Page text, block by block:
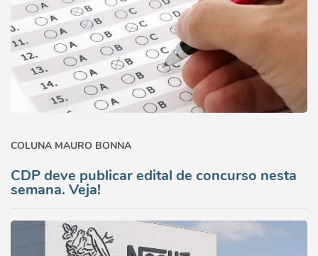
COLUNA MAURO BONNA
CDP deve publicar edital de concurso nesta
semana. Veja!